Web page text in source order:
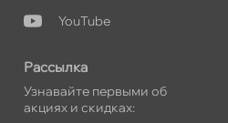
YouTube
Рассылка
Узнавайте первыми о
акциях и скидках: